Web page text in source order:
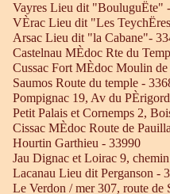
Vayres Lieu dit "BouluguËte"
VÈrac Lieu dit "Les
Arsac Lieu dit "la Cabane"-
Castelnau MÈdoc Rte du
Cussac Fort MÈdoc Moulin
Saumos Route du temple -
Pompignac 19, Av du
Petit Palais et Cornemps 2,
Cissac MÈdoc Route de
Hourtin Garthieu - 33990
Jau Dignac et Loirac 9,
Lacanau Lieu dit Perganson -
Le Verdon / mer 307, route de